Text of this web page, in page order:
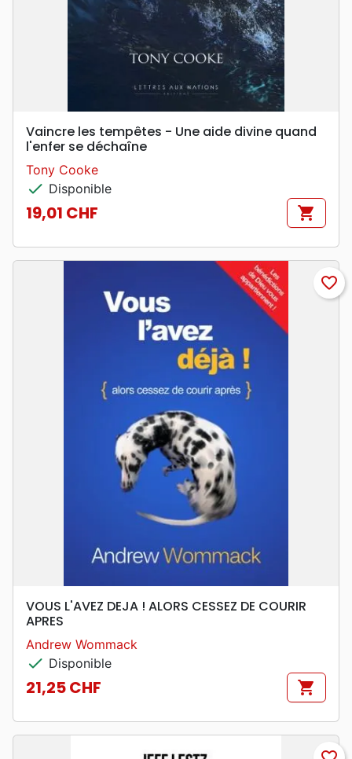
Vaincre les tempêtes - Une aide divine quand
l'enfer se déchaîne
Tony Cooke
check Disponible
Prix
19,01 CHF shopping_cart
favorite_border
VOUS L'AVEZ DEJA ! ALORS CESSEZ DE COURIR
APRES
Andrew Wommack
check Disponible
Prix
21,25 CHF shopping_cart